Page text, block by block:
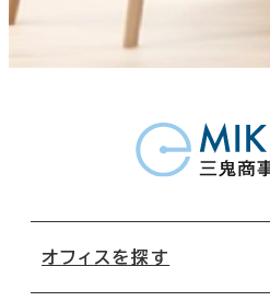
オフィスを探す